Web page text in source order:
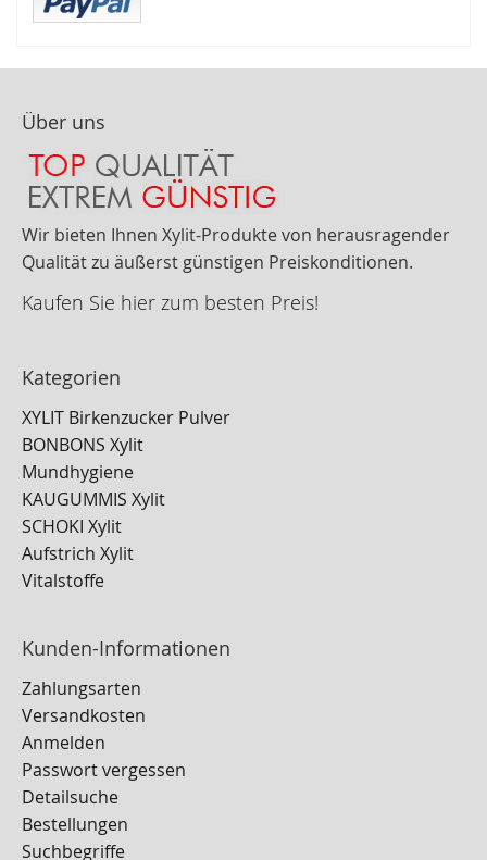
Über uns
Wir bieten Ihnen Xylit-Produkte von herausragender
Qualität zu äußerst günstigen Preiskonditionen.
Kaufen Sie hier zum besten Preis!
Kategorien
XYLIT Birkenzucker Pulver
BONBONS Xylit
Mundhygiene
KAUGUMMIS Xylit
SCHOKI Xylit
Aufstrich Xylit
Vitalstoffe
Kunden-Informationen
Zahlungsarten
Versandkosten
Anmelden
Passwort vergessen
Detailsuche
Bestellungen
Suchbegriffe